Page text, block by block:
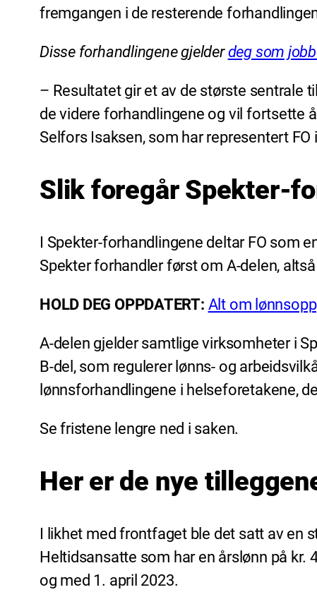
fremgangen i de resterende
Disse forhandlingene gjelderdeg som
– Resultatet gir et av de største sentrale
de videre forhandlingene og vil fortsette
Selfors Isaksen, som har representert
Slik foregår Spekter-
I Spekter-forhandlingene deltar FO som
Spekter forhandler først om A-delen,
HOLD DEG OPPDATERT: Alt om
A-delen gjelder samtlige virksomheter i
B-del, som regulerer lønns- og
lønnsforhandlingene i helseforetakene,
Se fristene lengre ned i saken.
Her er de nye
I likhet med frontfaget ble det satt av en
Heltidsansatte som har en årslønn på kr.
og med 1. april 2023.